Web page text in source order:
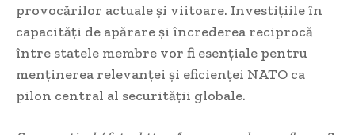
provocărilor actuale și viitoare. Investițiile în
capacități de apărare și încrederea reciprocă
între statele membre vor fi esențiale pentru
menținerea relevanței și eficienței NATO ca
pilon central al securității globale.